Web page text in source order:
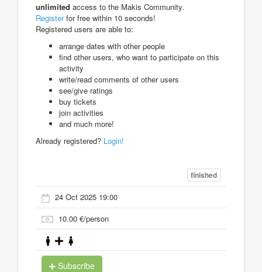
unlimited access to the Makis Community.
Registerfor free within 10 seconds!
Registered users are able to:
arrange dates with other people
find other users, who want to participate on this
activity
write/read comments of other users
see/give ratings
buy tickets
join activities
and much more!
Already registered? Login!
finished
24 Oct 2025 19:00
10.00 €/person
Subscribe